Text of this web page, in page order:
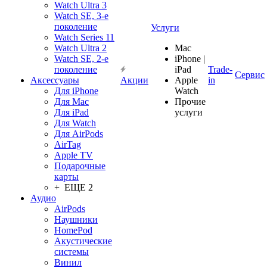
Watch Ultra 3
Watch SE, 3-е
поколение
Watch Series 11
Watch Ultra 2
Watch SE, 2-е
поколение
Аксессуары
Для iPhone
Для Mac
Для iPad
Для Watch
Для AirPods
AirTag
Apple TV
Подарочные
карты
+ ЕЩЕ 2
Аудио
AirPods
Наушники
HomePod
Акустические
системы
Винил
Акции
Услуги
Mac
iPhone |
iPad
Apple
Watch
Прочие
услуги
Trade-
in
Сервис